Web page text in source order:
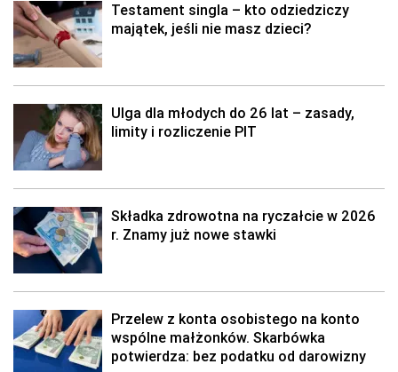
Testament singla – kto odziedziczy
majątek, jeśli nie masz dzieci?
Ulga dla młodych do 26 lat – zasady,
limity i rozliczenie PIT
Składka zdrowotna na ryczałcie w 2026
r. Znamy już nowe stawki
Przelew z konta osobistego na konto
wspólne małżonków. Skarbówka
potwierdza: bez podatku od darowizny